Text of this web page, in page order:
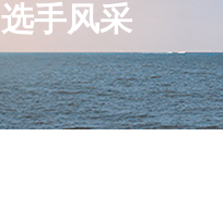
选手风采